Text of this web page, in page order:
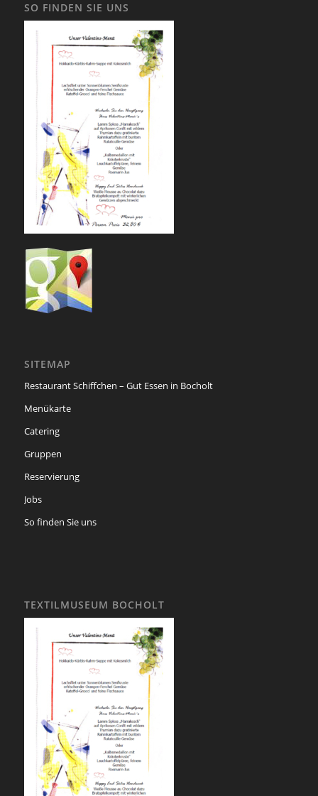
SO FINDEN SIE UNS
SITEMAP
Restaurant Schiffchen – Gut Essen in Bocholt
Menükarte
Catering
Gruppen
Reservierung
Jobs
So finden Sie uns
TEXTILMUSEUM BOCHOLT